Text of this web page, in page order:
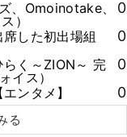
、Omoinotake、
）
0
席した初出場組
0
らく～ZION～ 完
イス）
0
ンタメ】 0
る